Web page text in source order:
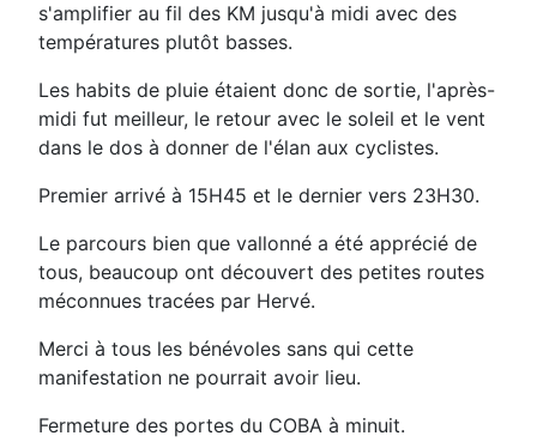
s'amplifier au fil des KM jusqu'à midi avec des
températures plutôt basses.
Les habits de pluie étaient donc de sortie, l'après-
midi fut meilleur, le retour avec le soleil et le vent
dans le dos à donner de l'élan aux cyclistes.
Premier arrivé à 15H45 et le dernier vers 23H30.
Le parcours bien que vallonné a été apprécié de
tous, beaucoup ont découvert des petites routes
méconnues tracées par Hervé.
Merci à tous les bénévoles sans qui cette
manifestation ne pourrait avoir lieu.
Fermeture des portes du COBA à minuit.